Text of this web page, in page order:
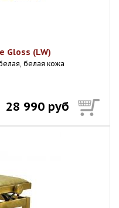
Gloss (LW)
белая кожа
28 990 руб